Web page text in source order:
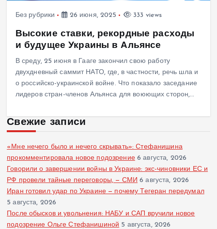
Без рубрики 26 июня, 2025 333 views
Высокие ставки, рекордные расходы
и будущее Украины в Альянсе
В среду, 25 июня в Гааге закончил свою работу
двухдневный саммит НАТО, где, в частности, речь шла и
о российско-украинской войне. Что показало заседание
лидеров стран-членов Альянса для воюющих сторон,…
Свежие записи
«Мне нечего было и нечего скрывать»: Стефанишина
прокомментировала новое подозрение 6 августа, 2026
Говорили о завершении войны в Украине: экс-чиновники ЕС и
РФ провели тайные переговоры, — СМИ 6 августа, 2026
Иран готовил удар по Украине — почему Тегеран передумал
5 августа, 2026
После обысков и увольнения: НАБУ и САП вручили новое
подозрение Ольге Стефанишиной 5 августа, 2026